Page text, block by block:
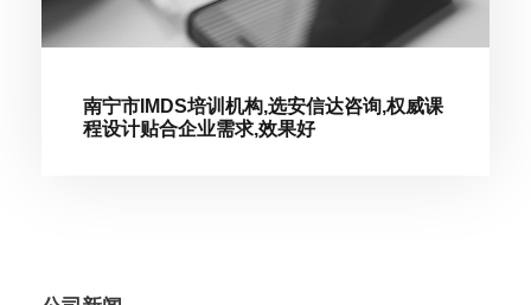
南宁市IMDS培训机构,选安信达咨询,权威课
程设计贴合企业需求,效果好